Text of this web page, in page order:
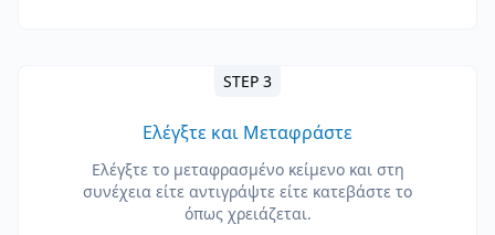
STEP 3
Ελέγξτε και Μεταφράστε
Ελέγξτε το μεταφρασμένο κείμενο και στη
συνέχεια είτε αντιγράψτε είτε κατεβάστε το
όπως χρειάζεται.